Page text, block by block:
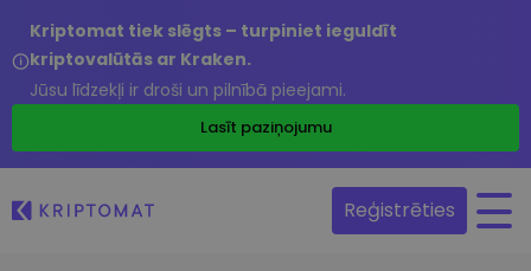
Kriptomat tiek slēgts – turpiniet ieguldīt
kriptovalūtās ar Kraken.
Jūsu līdzekļi ir droši un pilnībā pieejami.
Lasīt paziņojumu
Reģistrēties